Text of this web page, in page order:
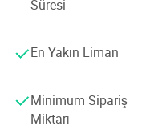
ÜflemeOranı
Ayrıntılı fotoğraflar
Şirket ISO9001-2008
Yönetimi,
Yönetimi, 3C Zorunlu
Ulusal Askeri Standart
Sertifikasyonu (Ulusal
Koruma ve Çevre
Süresi
En Yakın Liman
Minimum Sipariş
Miktarı